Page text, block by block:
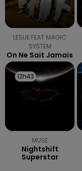
LESLIE FEAT MAGIC
SYSTEM
On Ne Sait Jamais
12h43
12h43
MUSE
Nightshift
Superstar